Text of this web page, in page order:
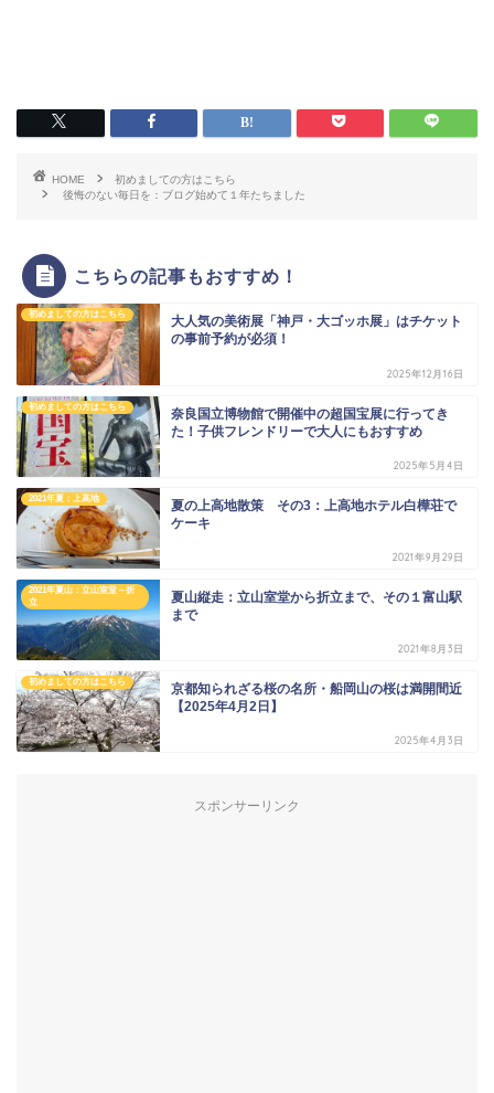
HOME
初めましての方はこちら
後悔のない毎日を：ブログ始めて１年たちました
こちらの記事もおすすめ！
初めましての方はこちら
大人気の美術展「神戸・大ゴッホ展」はチケット
の事前予約が必須！
2025年12月16日
初めましての方はこちら
奈良国立博物館で開催中の超国宝展に行ってき
た！子供フレンドリーで大人にもおすすめ
2025年5月4日
2021年夏：上高地
夏の上高地散策 その3：上高地ホテル白樺荘で
ケーキ
2021年9月29日
2021年夏山：立山室堂～折
立
夏山縦走：立山室堂から折立まで、その１富山駅
まで
2021年8月3日
初めましての方はこちら
京都知られざる桜の名所・船岡山の桜は満開間近
【2025年4月2日】
2025年4月3日
スポンサーリンク